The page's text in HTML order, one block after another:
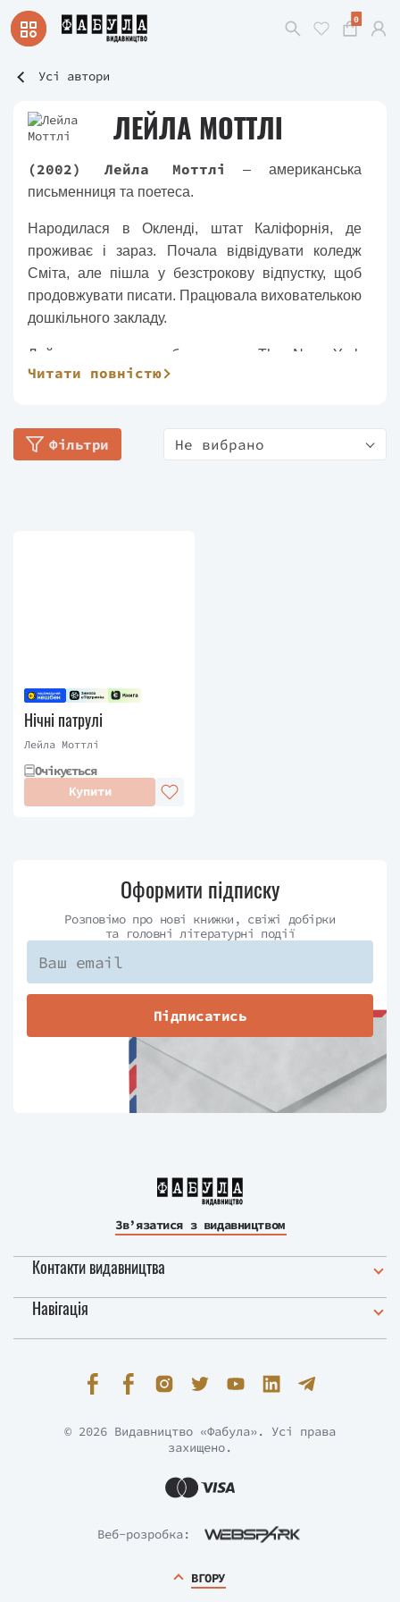
0
Усі автори
ЛЕЙЛА МОТТЛІ
(2002) Лейла Моттлі
– американська
письменниця та поетеса.
Народилася в Окленді, штат Каліфорнія, де
проживає і зараз. Почала відвідувати коледж
Сміта, але пішла у безстрокову відпустку, щоб
продовжувати писати. Працювала вихователькою
дошкільного закладу.
Лейла є авторкою бестселера The New York
Times «Nightcrawling», який був номінований на
номінованою на нагороду. У 2018 році, у віці 16
Читати повністю
Фільтри Не вибрано
Нічні патрулі
Лейла Моттлі
Очікується
Купити
Оформити підписку
Розповімо про нові книжки, свіжі добірки
та головні літературні події
Підписатись
Зв’язатися з видавництвом
Контакти видавництва
Навігація
Веб-розробка:
© 2026 Видавництво «Фабула». Усі права
захищено.
ВГОРУ